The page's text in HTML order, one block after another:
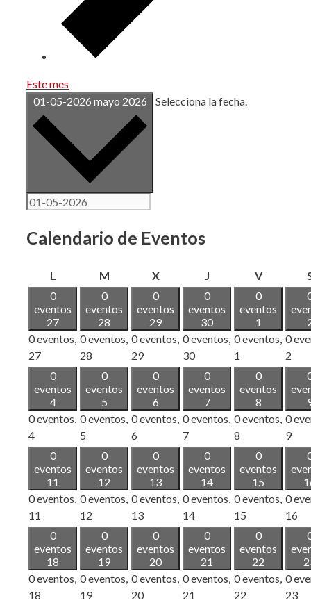
Este mes
01-05-2026 mayo 2026 Selecciona la fecha.
Calendario de Eventos
L Mmartes XmiércolesJjueves Vviernes
0
eventos
27
0 eventos,
27
0
eventos
28
0 eventos,
28
0
eventos
29
0 eventos,
29
0
eventos
30
0 eventos,
30
0
eventos
1
0 eventos,
1
0
2
0
eventos
4
0 eventos,
4
0
eventos
5
0 eventos,
5
0
eventos
6
0 eventos,
6
0
eventos
7
0 eventos,
7
0
eventos
8
0 eventos,
8
0
9
0
eventos
11
0 eventos,
11
0
eventos
12
0 eventos,
12
0
eventos
13
0 eventos,
13
0
eventos
14
0 eventos,
14
0
eventos
15
0 eventos,
15
0
16
0
eventos
18
0 eventos,
18
0
eventos
19
0 eventos,
19
0
eventos
20
0 eventos,
20
0
eventos
21
0 eventos,
21
0
eventos
22
0 eventos,
22
0
23